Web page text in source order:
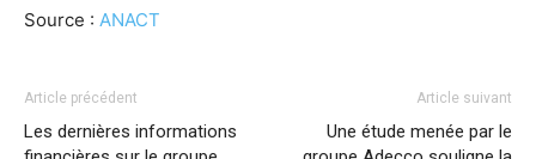
Source : ANACT
Article précédent
Les dernières informations
Article suivant
Une étude menée par le